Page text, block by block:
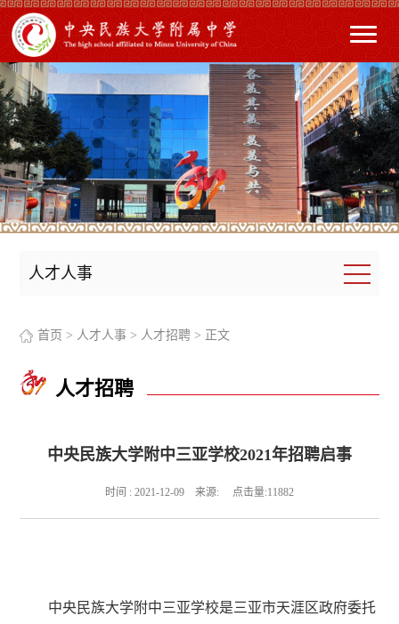
人才人事
首页 > 人才人事 > 人才招聘 > 正文
人才招聘
中央民族大学附中三亚学校2021年招聘启事
时间 : 2021-12-09 来源: 点击量:11882
中央民族大学附中三亚学校是三亚市天涯区政府委托